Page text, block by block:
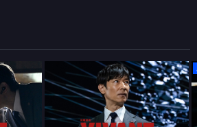
VIVANT(2026)
第十一話 新たな冒険始まる